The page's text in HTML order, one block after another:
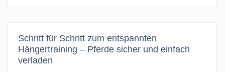
Schritt für Schritt zum entspannten
Hängertraining – Pferde sicher und einfach
verladen